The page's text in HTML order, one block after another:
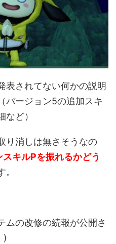
表されてない何かの説明
バージョン5の追加スキ
ど）
り消しは無さそうなの
キルPを振れるかどう
ムの改修の続報が公開さ
)